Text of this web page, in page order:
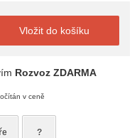
Vložit do košíku
Rozvoz ZDARMA
v ceně
?